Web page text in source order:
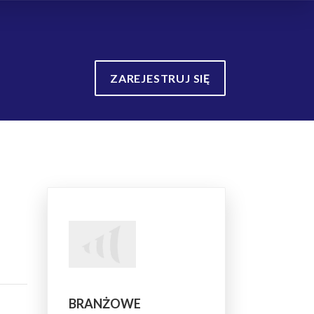
ZAREJESTRUJ SIĘ
BRANŻOWE